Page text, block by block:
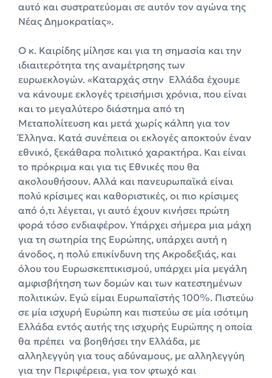
αυτό και συστρατεύομαι σε αυτόν τον αγώνα της
Νέας Δημοκρατίας».
Ο κ. Καιρίδης μίλησε και για τη σημασία και την
ιδιαιτερότητα της αναμέτρησης των
ευρωεκλογών. «Καταρχάς στην Ελλάδα έχουμε
να κάνουμε εκλογές τρεισήμισι χρόνια, που είναι
και το μεγαλύτερο διάστημα από τη
Μεταπολίτευση και μετά χωρίς κάλπη για τον
Έλληνα. Κατά συνέπεια οι εκλογές αποκτούν έναν
εθνικό, ξεκάθαρα πολιτικό χαρακτήρα. Και είναι
το πρόκριμα και για τις Εθνικές που θα
ακολουθήσουν. Αλλά και πανευρωπαϊκά είναι
πολύ κρίσιμες και καθοριστικές, οι πιο κρίσιμες
από ό,τι λέγεται, γι αυτό έχουν κινήσει πρώτη
φορά τόσο ενδιαφέρον. Υπάρχει σήμερα μια μάχη
για τη σωτηρία της Ευρώπης, υπάρχει αυτή η
άνοδος, η πολύ επικίνδυνη της Ακροδεξιάς, και
όλου του Ευρωσκεπτικισμού, υπάρχει μία μεγάλη
αμφισβήτηση των δομών και των κατεστημένων
πολιτικών. Εγώ είμαι Ευρωπαϊστής 100%. Πιστεύω
σε μία ισχυρή Ευρώπη και πιστεύω σε μία ισότιμη
Ελλάδα εντός αυτής της ισχυρής Ευρώπης η οποία
θα πρέπει να βοηθήσει την Ελλάδα, με
αλληλεγγύη για τους αδύναμους, με αλληλεγγύη
για την Περιφέρεια, για τον φτωχό και